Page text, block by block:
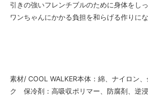
引きの強いフレンチブルのために身体をし
ワンちゃんにかかる負担を和らげる作りにな
素材/ COOL WALKER本体：綿、ナイロン
ク 保冷剤：高吸収ポリマー、防腐剤、逆